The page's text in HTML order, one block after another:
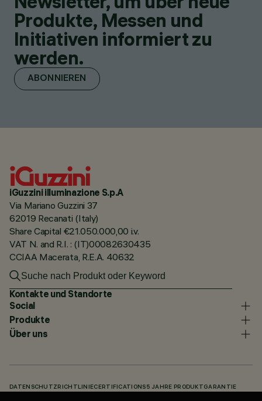
Produkte, Messen und
Initiativen informiert zu
werden.
ABONNIEREN
iGuzzini illuminazione S.p.A
Via Mariano Guzzini 37
62019 Recanati (Italy)
Share Capital €21.050.000,00 i.v.
VAT N. and R.I. : (IT)00082630435
CCIAA Macerata, R.E.A. 40632
Kontakte und Standorte
Social
Produkte
Über uns
DATENSCHUTZRICHTLINIECERTIFICATIONS 5 JAHRE PRODUKTGARANTIE